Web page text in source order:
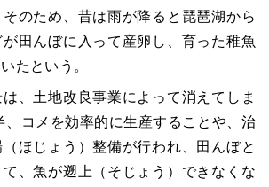
のため、昔は雨が降ると琵琶湖から
田んぼに入って産卵し、育った稚魚
たという。
、土地改良事業によって消えてしま
、コメを効率的に生産することや、治
ほじょう）整備が行われ、田んぼと
、魚が遡上（そじょう）できなくな